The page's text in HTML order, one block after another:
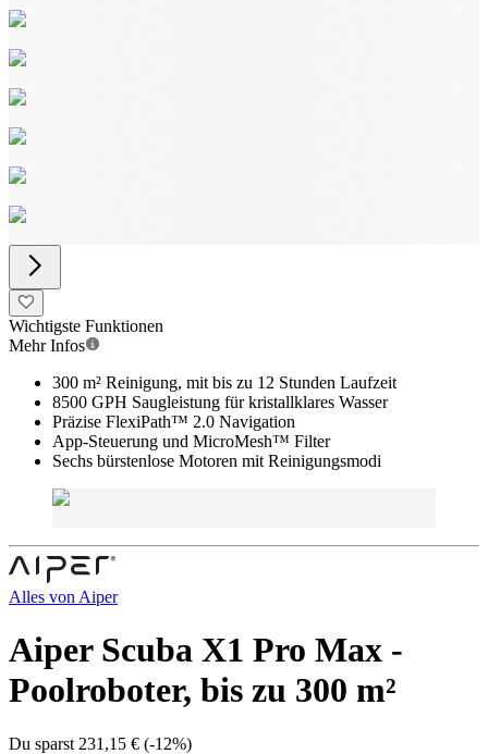
Wichtigste Funktionen
Mehr Infos
300 m² Reinigung, mit bis zu 12 Stunden Laufzeit
8500 GPH Saugleistung für kristallklares Wasser
Präzise FlexiPath™ 2.0 Navigation
App-Steuerung und MicroMesh™ Filter
Sechs bürstenlose Motoren mit Reinigungsmodi
Alles von Aiper
Aiper Scuba X1 Pro Max -
Poolroboter, bis zu 300 m²
Du sparst 231,15 € (-12%)